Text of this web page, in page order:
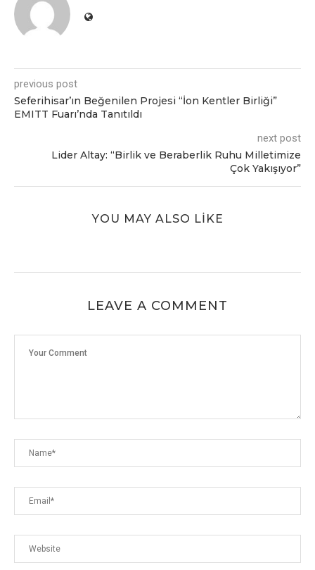
previous post
Seferihisar’ın Beğenilen Projesi “İon Kentler Birliği”
EMITT Fuarı’nda Tanıtıldı
next post
Lider Altay: “Birlik ve Beraberlik Ruhu Milletimize
Çok Yakışıyor”
YOU MAY ALSO LIKE
LEAVE A COMMENT